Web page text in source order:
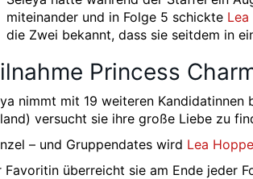
miteinander und in Folge 5 schickte
die Zwei bekannt, dass sie seitdem in
Princess
nimmt mit 19 weiteren Kandidatinnen
versucht sie ihre große Liebe zu
– und Gruppendates wird Lea
Favoritin überreicht sie am Ende jeder